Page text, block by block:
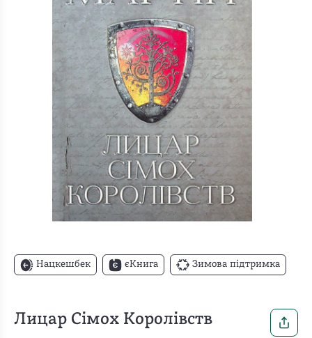
Нацкешбек єКнига Зимова підтримка
Лицар Сімох Королівств